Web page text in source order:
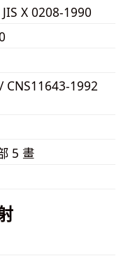
X 0208-1990
CNS11643-1992
5 畫